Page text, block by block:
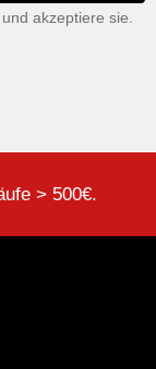
akzeptiere sie.
> 500€.